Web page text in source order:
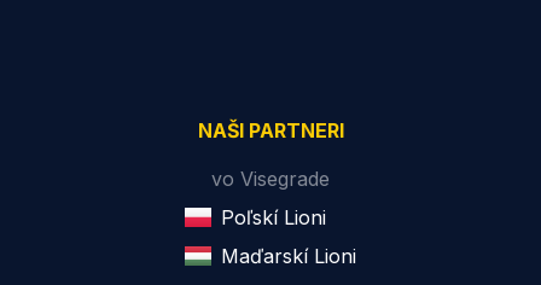
NAŠI PARTNERI
vo Visegrade
Poľskí Lioni
Maďarskí Lioni